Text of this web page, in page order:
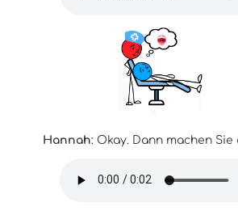
Hannah: Okay. Dann machen